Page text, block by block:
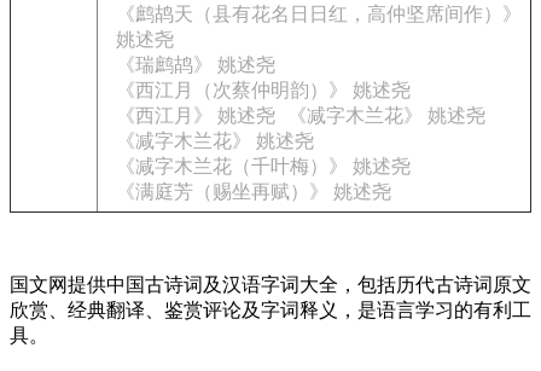
《鹧鸪天（县有花名日日红，高仲坚席间作）》
姚述尧
《瑞鹧鸪》 姚述尧
《西江月（次蔡仲明韵）》 姚述尧
《西江月》 姚述尧
《减字木兰花》 姚述尧
《减字木兰花》 姚述尧
《减字木兰花（千叶梅）》 姚述尧
《满庭芳（赐坐再赋）》 姚述尧
国文网提供中国古诗词及汉语字词大全，包括历代古诗词原文
欣赏、经典翻译、鉴赏评论及字词释义，是语言学习的有利工
具。